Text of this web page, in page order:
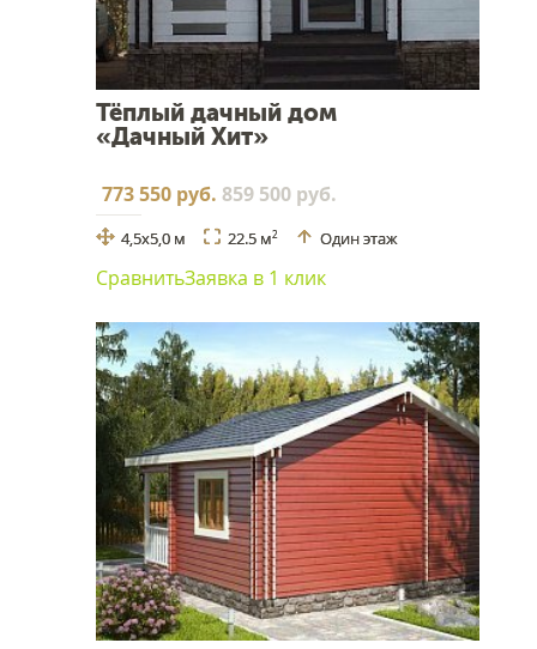
Тёплый дачный дом
«Дачный Хит»
773 550 руб. 859 500 руб.
4,5х5,0 м 22.5 м2 Один этаж
СравнитьЗаявка в 1 клик